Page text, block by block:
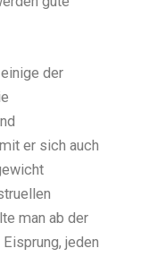
der
er sich auch
man ab der
jeden